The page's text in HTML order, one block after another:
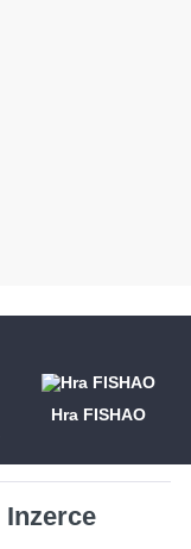
Hra FISHAO
Inzerce